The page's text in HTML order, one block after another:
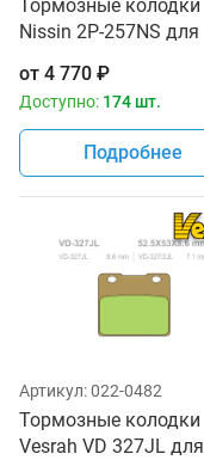
Тормозные колодки
Nissin 2P-257NS для
от 4 770 ₽
Доступно: 174 шт.
Подробнее
Артикул:022-0482
Тормозные колодки
Vesrah VD 327JL для